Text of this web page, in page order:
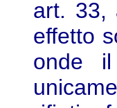
art. 33,
effetto
onde il